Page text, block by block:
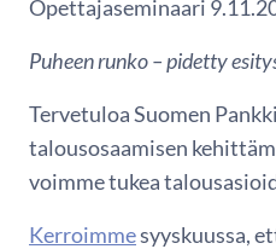
Opettajaseminaari
Puheen runko – pidetty
Tervetuloa Suomen
talousosaamisen
voimme tukea
Kerroimmesyyskuussa,